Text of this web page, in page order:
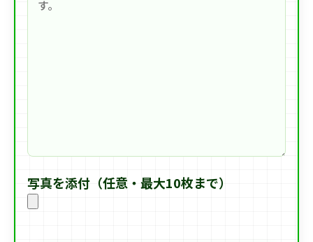
写真を添付（任意・最大10枚まで）